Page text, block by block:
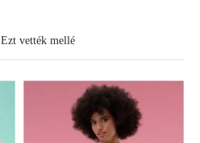
Ezt vették mellé